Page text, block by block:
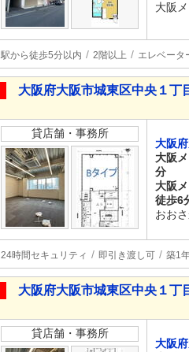
大阪
駅から徒歩5分以内 2階以上 エレベータ
大阪府大阪市城東区中央１丁
貸店舗・事務所
大阪
大阪
分
大阪
徒歩6
おお
24時間セキュリティ 即引き渡し可 築1
大阪府大阪市城東区中央１丁
貸店舗・事務所
大阪